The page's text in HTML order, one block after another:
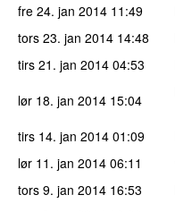
fre 24. jan 2014 11:49
tors 23. jan 2014 14:48
tirs 21. jan 2014 04:53
lør 18. jan 2014 15:04
tirs 14. jan 2014 01:09
lør 11. jan 2014 06:11
tors 9. jan 2014 16:53